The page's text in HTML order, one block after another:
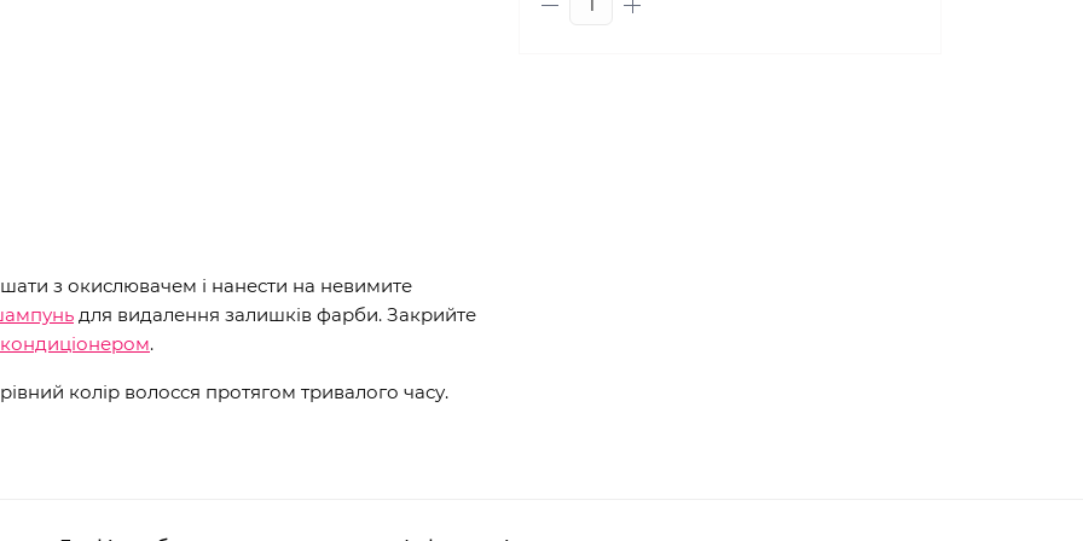
з окислювачем і нанести на невимите
для видалення залишків фарби. Закрийте
.
колір волосся протягом тривалого часу.